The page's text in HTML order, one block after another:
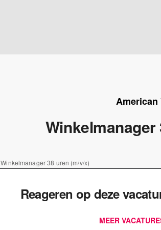
American
Winkelmanager 38 uren (m/v/x)
Reageren op deze
MEER